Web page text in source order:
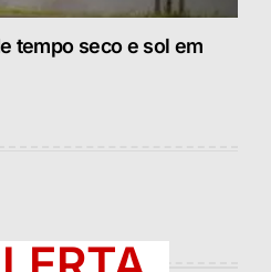
tempo seco e sol em